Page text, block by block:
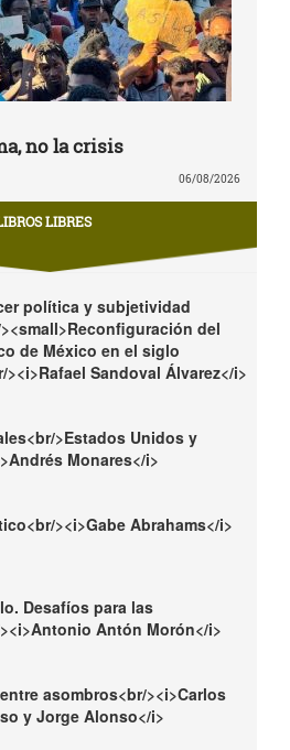
no la crisis
06/08/2026
LIBRES
política y subjetividad
del
de México en el siglo
><i>Rafael Sandoval Álvarez</i>
>Estados Unidos y
Monares</i>
><i>Gabe Abrahams</i>
Desafíos para las
Antón Morón</i>
asombros<br/><i>Carlos
y Jorge Alonso</i>